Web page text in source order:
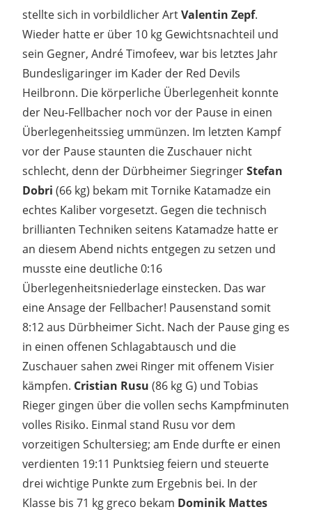
stellte sich in vorbildlicher ArtValentin Zepf.
Wieder hatte er über 10 kg Gewichtsnachteil und
sein Gegner, André Timofeev, war bis letztes Jahr
Bundesligaringer im Kader der Red Devils
Heilbronn. Die körperliche Überlegenheit konnte
der Neu-Fellbacher noch vor der Pause in einen
Überlegenheitssieg ummünzen. Im letzten Kampf
vor der Pause staunten die Zuschauer nicht
schlecht, denn der Dürbheimer SiegringerStefan
Dobri (66 kg) bekam mit Tornike Katamadze ein
echtes Kaliber vorgesetzt. Gegen die technisch
brillianten Techniken seitens Katamadze hatte er
an diesem Abend nichts entgegen zu setzen und
musste eine deutliche 0:16
Überlegenheitsniederlage einstecken. Das war
eine Ansage der Fellbacher! Pausenstand somit
8:12 aus Dürbheimer Sicht. Nach der Pause ging es
in einen offenen Schlagabtausch und die
Zuschauer sahen zwei Ringer mit offenem Visier
kämpfen. Cristian Rusu (86 kg G) und Tobias
Rieger gingen über die vollen sechs Kampfminuten
volles Risiko. Einmal stand Rusu vor dem
vorzeitigen Schultersieg; am Ende durfte er einen
verdienten 19:11 Punktsieg feiern und steuerte
drei wichtige Punkte zum Ergebnis bei. In der
Klasse bis 71 kg greco bekam Dominik Mattes